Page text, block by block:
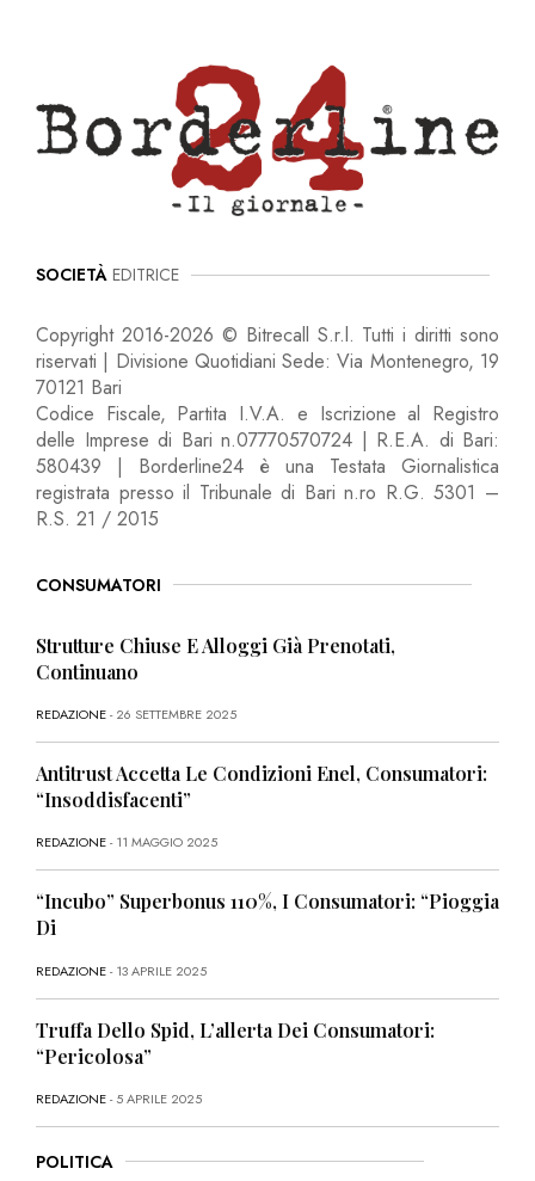
SOCIETÀ EDITRICE
Copyright 2016-2026 © Bitrecall S.r.l. Tutti i diritti sono
riservati | Divisione Quotidiani Sede: Via Montenegro, 19
70121 Bari
Codice Fiscale, Partita I.V.A. e Iscrizione al Registro
delle Imprese di Bari n.07770570724 | R.E.A. di Bari:
580439 | Borderline24 è una Testata Giornalistica
registrata presso il Tribunale di Bari n.ro R.G. 5301 –
R.S. 21 / 2015
CONSUMATORI
Strutture Chiuse E Alloggi Già Prenotati,
Continuano
REDAZIONE- 26 SETTEMBRE 2025
Antitrust Accetta Le Condizioni Enel, Consumatori:
“Insoddisfacenti”
REDAZIONE- 11 MAGGIO 2025
“Incubo” Superbonus 110%, I Consumatori: “Pioggia
Di
REDAZIONE- 13 APRILE 2025
Truffa Dello Spid, L’allerta Dei Consumatori:
“Pericolosa”
REDAZIONE- 5 APRILE 2025
POLITICA